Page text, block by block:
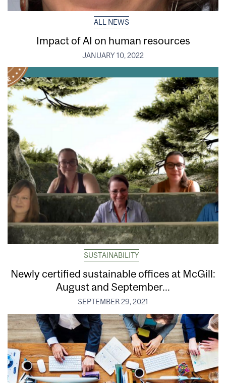
ALL NEWS
Impact of AI on human resources
JANUARY 10, 2022
SUSTAINABILITY
Newly certified sustainable offices at McGill:
August and September...
SEPTEMBER 29, 2021